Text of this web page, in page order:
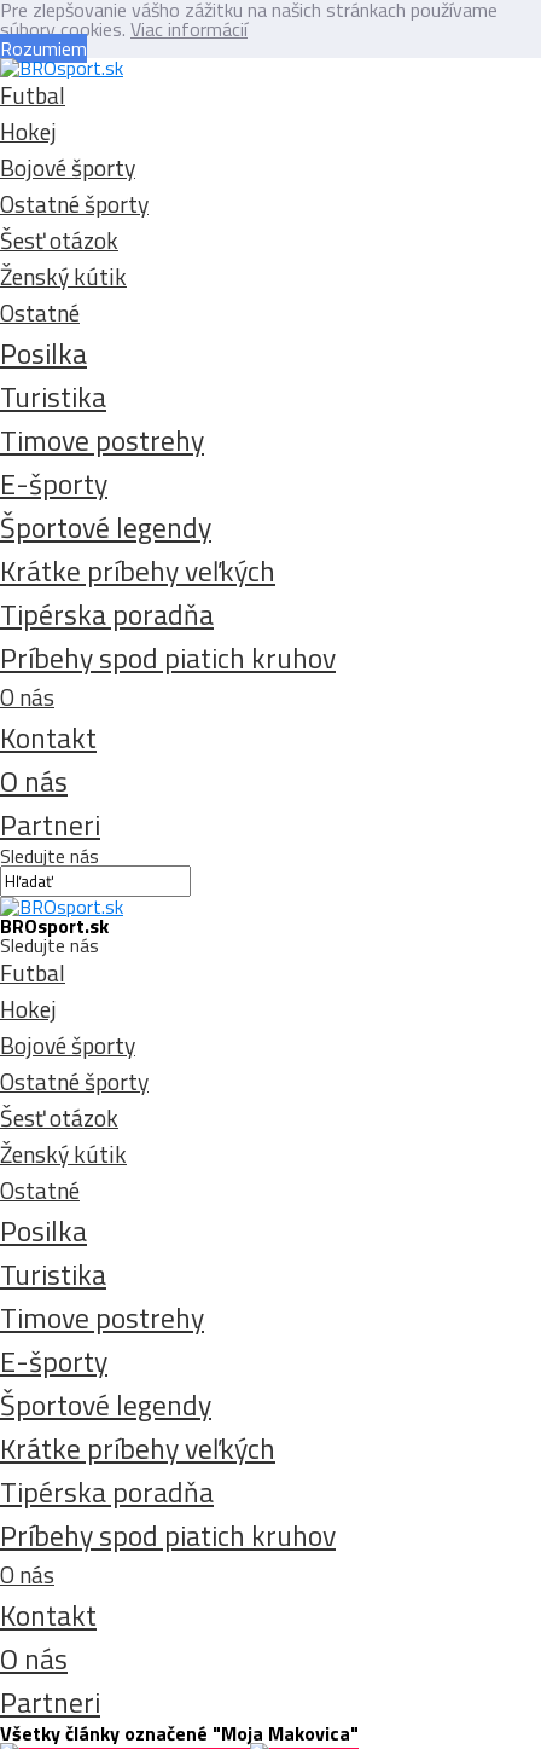
Pre zlepšovanie vášho zážitku na našich stránkach používame
súbory cookies. Viac informácií
Rozumiem
Futbal
Hokej
Bojové športy
Ostatné športy
Šesť otázok
Ženský kútik
Ostatné
Posilka
Turistika
Timove postrehy
E-športy
Športové legendy
Krátke príbehy veľkých
Tipérska poradňa
Príbehy spod piatich kruhov
O nás
Kontakt
O nás
Partneri
Sledujte nás
BROsport.sk
Sledujte nás
Futbal
Hokej
Bojové športy
Ostatné športy
Šesť otázok
Ženský kútik
Ostatné
Posilka
Turistika
Timove postrehy
E-športy
Športové legendy
Krátke príbehy veľkých
Tipérska poradňa
Príbehy spod piatich kruhov
O nás
Kontakt
O nás
Partneri
Všetky články označené "Moja Makovica"